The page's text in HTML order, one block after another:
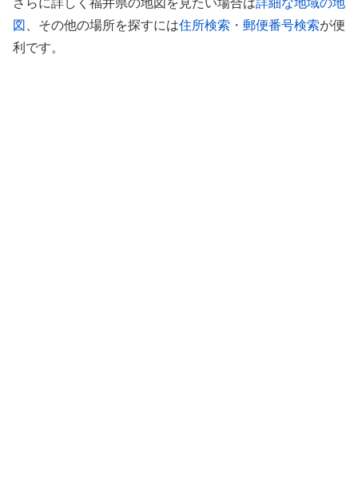
さらに詳しく福井県の地図を見たい場合は詳細な地域の地
図
、その他の場所を探すには住所検索・郵便番号検索が便
利です。